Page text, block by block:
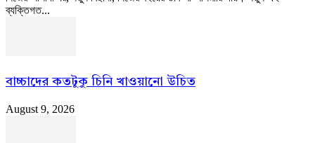
ব্যক্তিগত...
বাচ্চাদের কতটুকু চিনি খাওয়ানো উচিত
August 9, 2026